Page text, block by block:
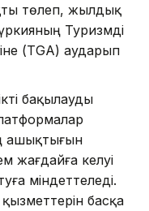
төлеп, жылдық
Туризмді
(TGA) аударып
бақылауды
ашықтығын
жағдайға әкелуі
міндеттеледі.
басқа